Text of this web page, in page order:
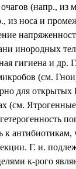
(напр., из
из носа и
инородных
гигиена и др.
(см.
для
(см.
антибиотикам,
Г. и.
к-рого